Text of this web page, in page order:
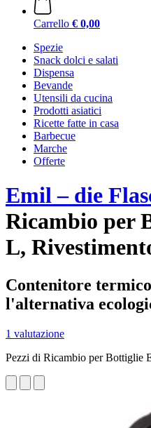
Carrello € 0,00
Spezie
Snack dolci e salati
Dispensa
Bevande
Utensili da cucina
Prodotti asiatici
Ricette fatte in casa
Barbecue
Marche
Offerte
Emil – die
Ricambio per
L,
Contenitore
l'alternativa
1 valutazione
Pezzi di Ricambio per Bottiglie